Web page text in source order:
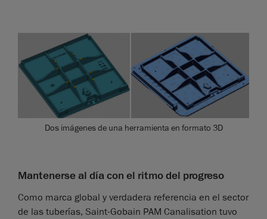
Dos imágenes de una herramienta en formato 3D
Mantenerse al día con el ritmo del progreso
Como marca global y verdadera referencia en el sector
de las tuberías, Saint-Gobain PAM Canalisation tuvo